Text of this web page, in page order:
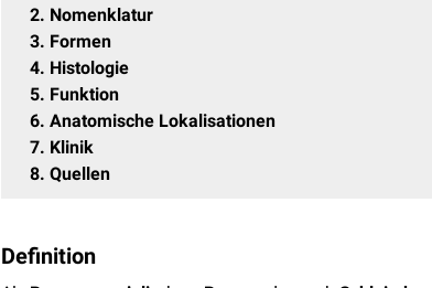
2 Nomenklatur
3 Formen
4 Histologie
5 Funktion
6 Anatomische Lokalisationen
7 Klinik
8 Quellen
Definition